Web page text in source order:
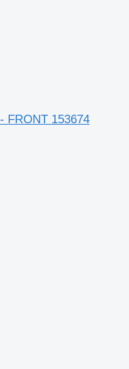
FRONT 153674